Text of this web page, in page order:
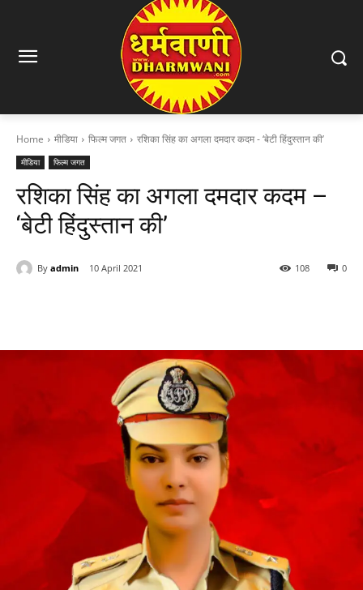
Home मीडिया फिल्म जगत रशिका सिंह का अगला दमदार कदम - ‘बेटी हिंदुस्तान की’
मीडिया फिल्म जगत
रशिका सिंह का अगला दमदार कदम –
‘बेटी हिंदुस्तान की’
By admin 10 April 2021 0
108